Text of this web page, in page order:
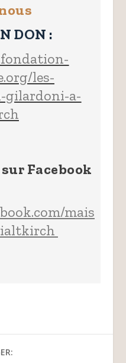
DON :
les-
gilardoni-a-
Facebook
mais